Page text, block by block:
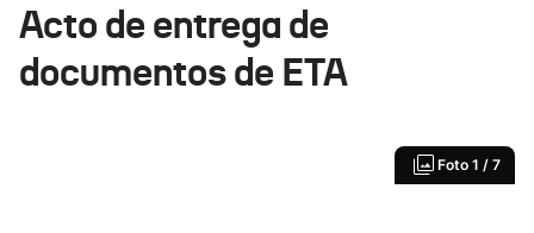
Ikusmiran
Acto de entrega de
documentos de ETA
Foto 1 / 7